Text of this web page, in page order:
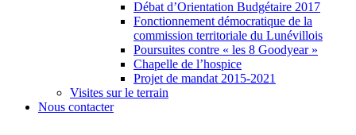
Débat d’Orientation Budgétaire 2017
Fonctionnement démocratique de la
commission territoriale du Lunévillois
Poursuites contre « les 8 Goodyear »
Chapelle de l’hospice
Projet de mandat 2015-2021
Visites sur le terrain
Nous contacter